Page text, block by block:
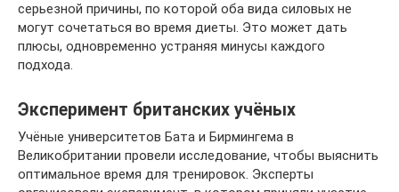
серьезной причины, по которой оба вида силовых не
могут сочетаться во время диеты. Это может дать
плюсы, одновременно устраняя минусы каждого
подхода.
Эксперимент британских учёных
Учёные университетов Бата и Бирмингема в
Великобритании провели исследование, чтобы выяснить
оптимальное время для тренировок. Эксперты